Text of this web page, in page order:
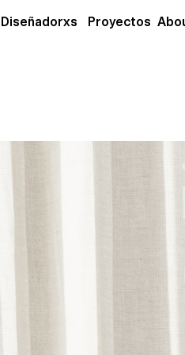
Open Productos
Diseñadorxs Open
Proyectos